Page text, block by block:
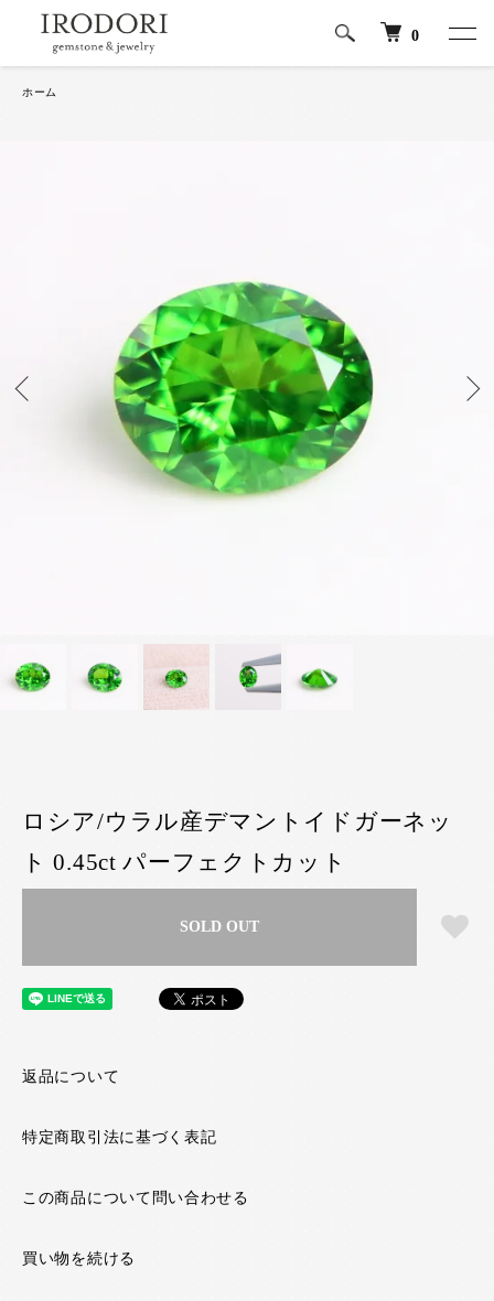
0
ホーム
ロシア/ウラル産デマントイドガーネッ
ト 0.45ct パーフェクトカット
SOLD OUT
返品について
特定商取引法に基づく表記
この商品について問い合わせる
買い物を続ける